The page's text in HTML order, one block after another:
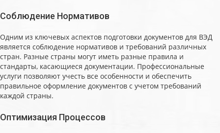
Соблюдение Нормативов
Одним из ключевых аспектов подготовки документов для ВЭД
является соблюдение нормативов и требований различных
стран. Разные страны могут иметь разные правила и
стандарты, касающиеся документации. Профессиональные
услуги позволяют учесть все особенности и обеспечить
правильное оформление документов с учетом требований
каждой страны.
Оптимизация Процессов